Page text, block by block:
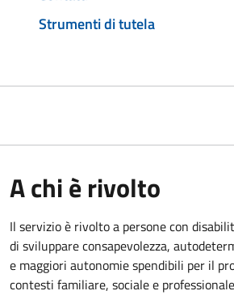
Strumenti di tutela
A chi è rivolto
Il servizio è rivolto a persone con
di sviluppare consapevolezza,
e maggiori autonomie spendibili per il
contesti familiare, sociale e